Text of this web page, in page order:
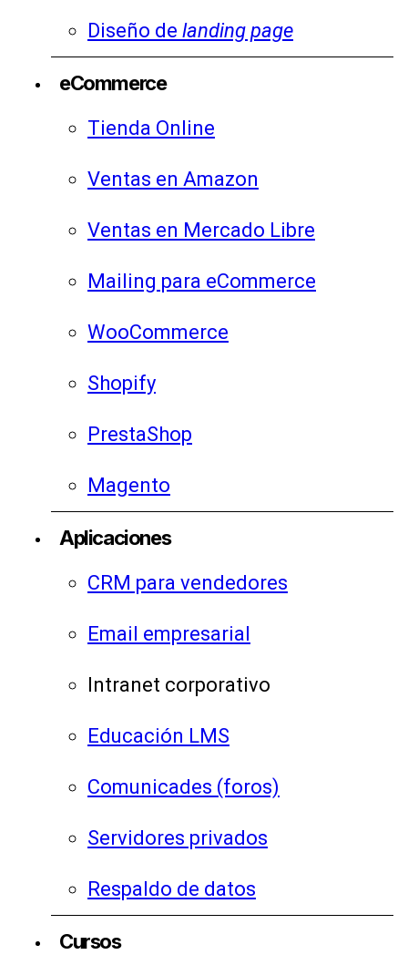
Diseño de landing page
eCommerce
Tienda Online
Ventas en Amazon
Ventas en Mercado Libre
Mailing para eCommerce
WooCommerce
Shopify
PrestaShop
Magento
Aplicaciones
CRM para vendedores
Email empresarial
Intranet corporativo
Educación LMS
Comunicades (foros)
Servidores privados
Respaldo de datos
Cursos